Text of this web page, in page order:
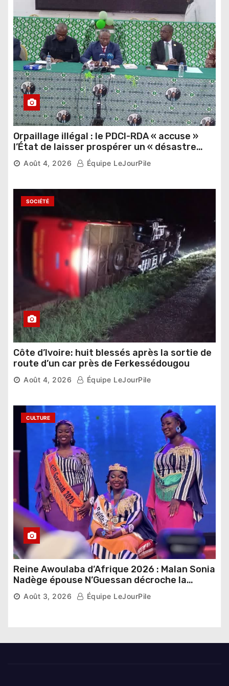
Orpaillage illégal : le PDCI-RDA « accuse »
l’État de laisser prospérer un « désastre
national »
Août 4, 2026 Équipe LeJourPile
SOCIÉTÉ
Côte d’Ivoire: huit blessés après la sortie de
route d’un car près de Ferkessédougou
Août 4, 2026 Équipe LeJourPile
CULTURE
Reine Awoulaba d’Afrique 2026 : Malan Sonia
Nadège épouse N’Guessan décroche la
couronne
Août 3, 2026 Équipe LeJourPile